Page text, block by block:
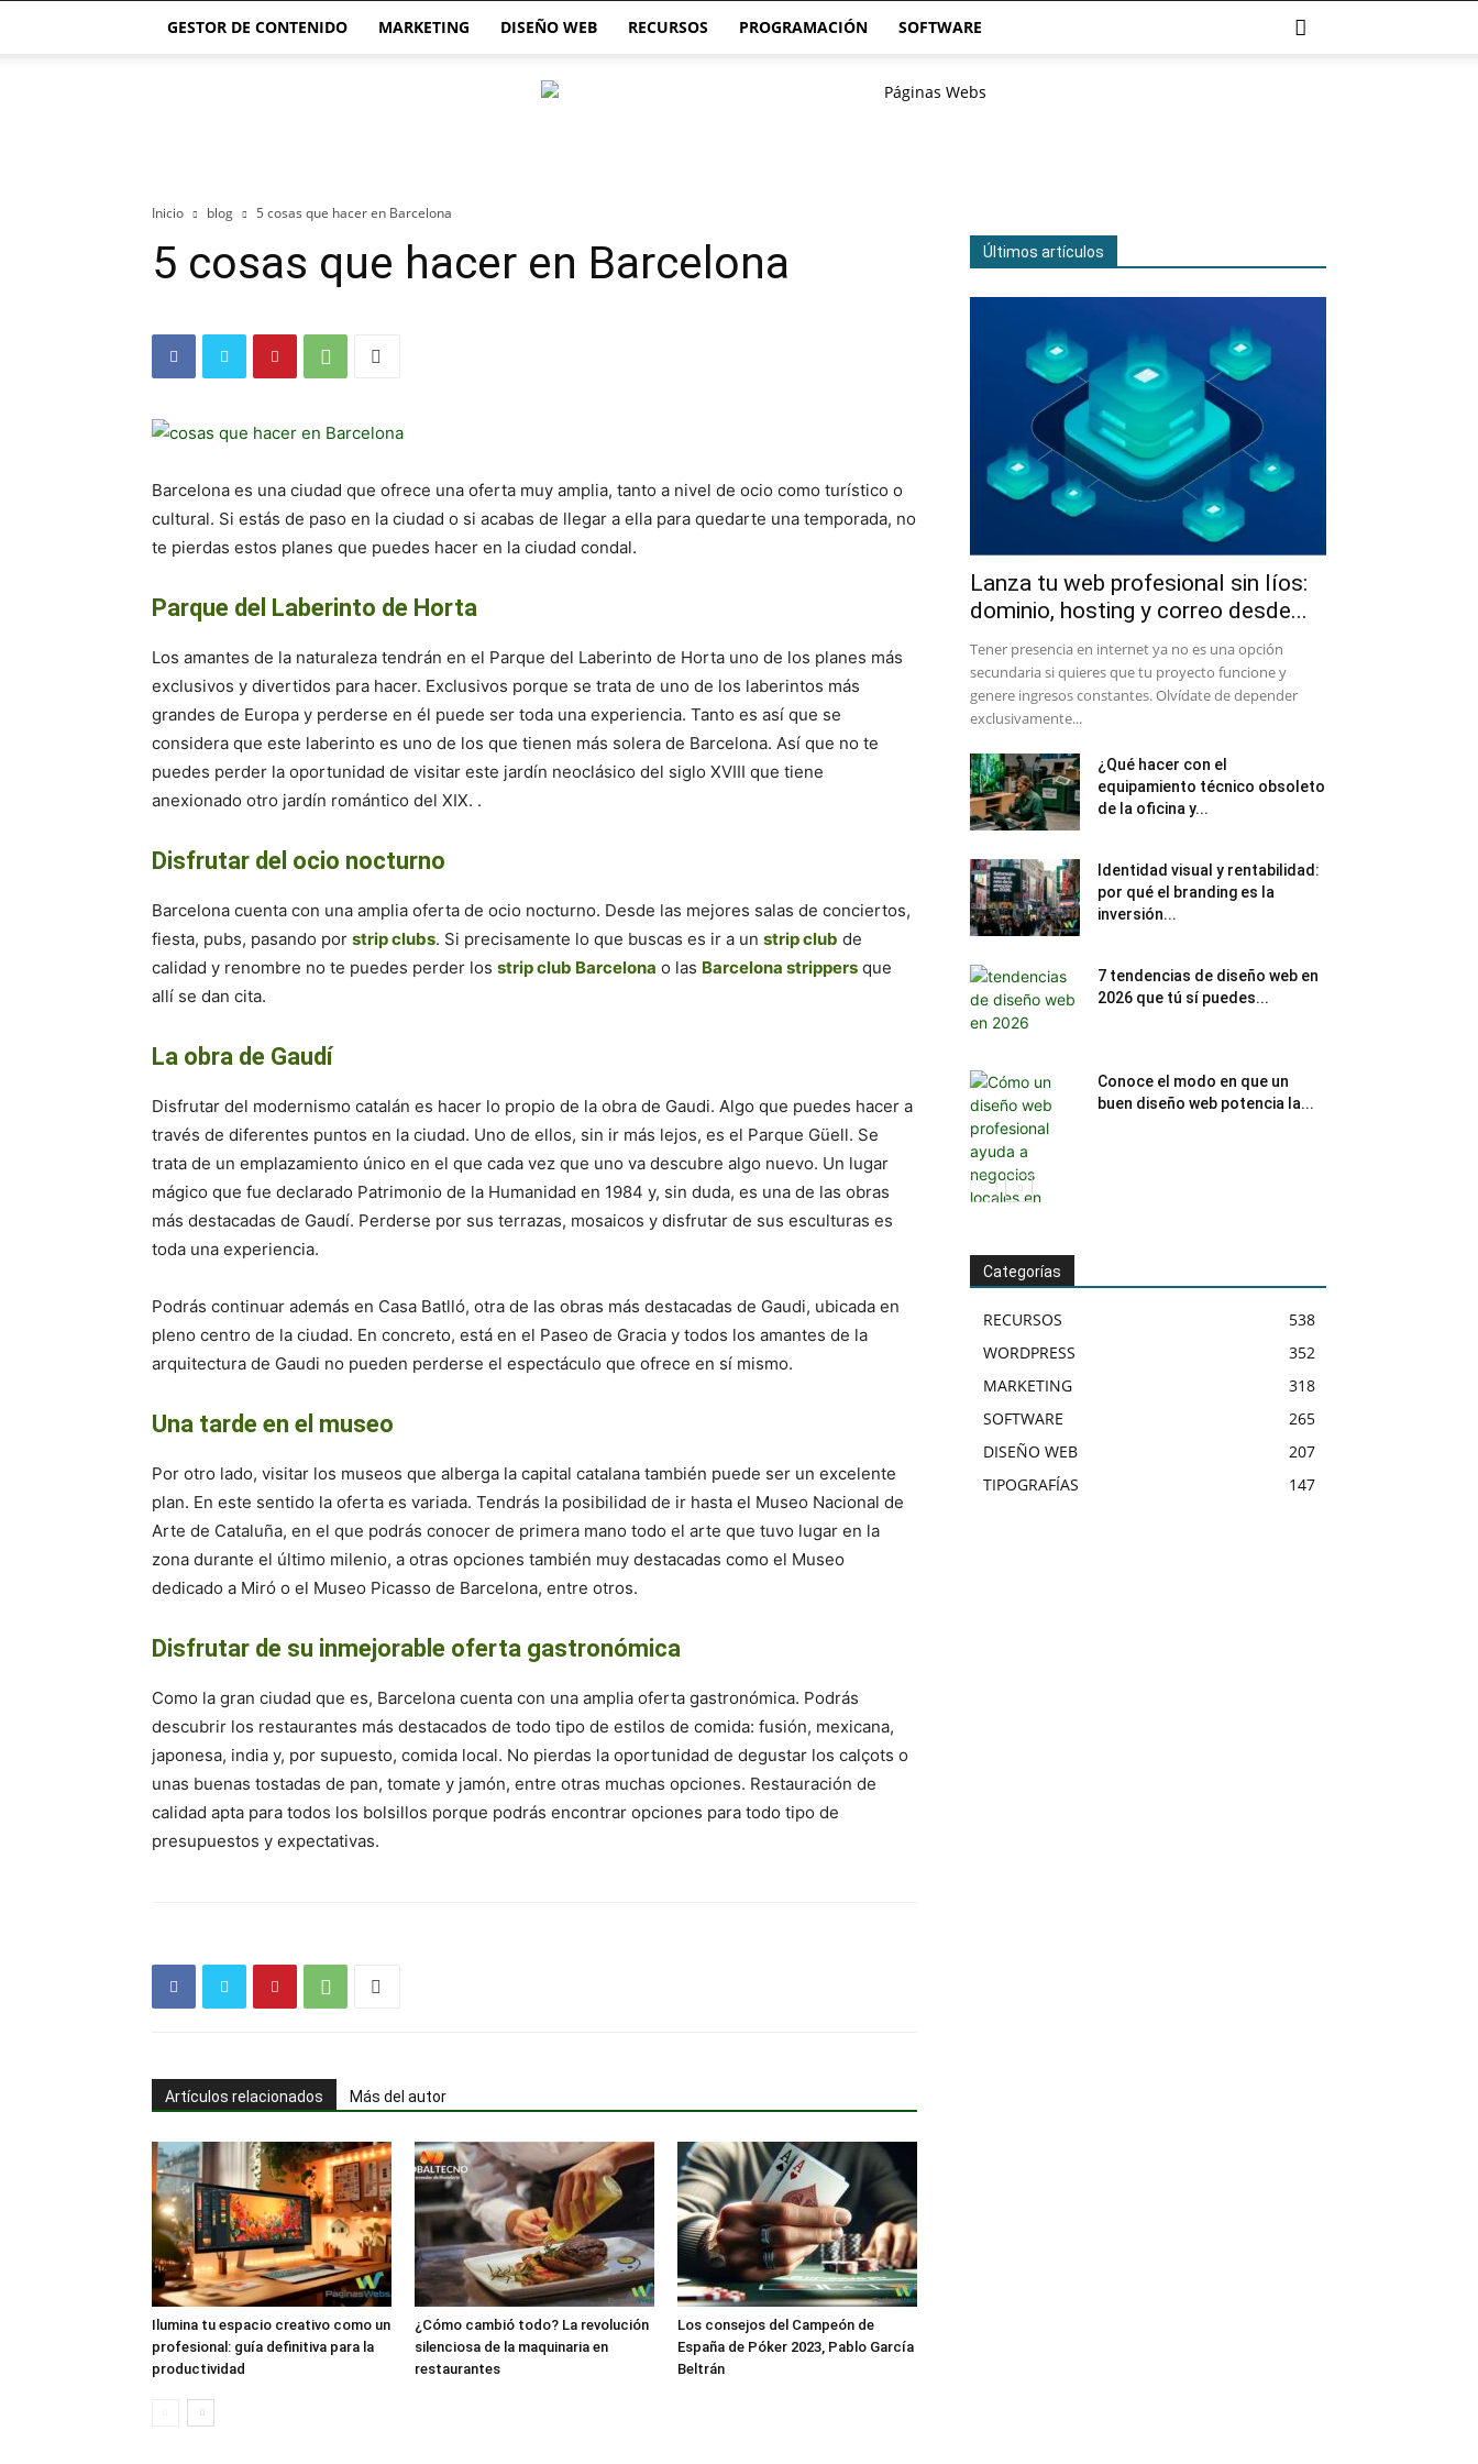
GESTOR DE CONTENIDO MARKETING DISEÑO WEB RECURSOS PROGRAMACIÓN SOFTWARE
Webs
Inicio blog 5 cosas que hacer en Barcelona
5 cosas que hacer en Barcelona
Barcelona es una ciudad que ofrece una oferta muy amplia, tanto a nivel de ocio como turístico o
cultural. Si estás de paso en la ciudad o si acabas de llegar a ella para quedarte una temporada, no
te pierdas estos planes que puedes hacer en la ciudad condal.
Parque del Laberinto de Horta
Los amantes de la naturaleza tendrán en el Parque del Laberinto de Horta uno de los planes más
exclusivos y divertidos para hacer. Exclusivos porque se trata de uno de los laberintos más
grandes de Europa y perderse en él puede ser toda una experiencia. Tanto es así que se
considera que este laberinto es uno de los que tienen más solera de Barcelona. Así que no te
puedes perder la oportunidad de visitar este jardín neoclásico del siglo XVIII que tiene
anexionado otro jardín romántico del XIX. .
Disfrutar del ocio nocturno
Barcelona cuenta con una amplia oferta de ocio nocturno. Desde las mejores salas de conciertos,
fiesta, pubs, pasando por strip clubs. Si precisamente lo que buscas es ir a un strip club de
calidad y renombre no te puedes perder los strip club Barcelona o las Barcelona strippers que
allí se dan cita.
La obra de Gaudí
Disfrutar del modernismo catalán es hacer lo propio de la obra de Gaudi. Algo que puedes hacer a
través de diferentes puntos en la ciudad. Uno de ellos, sin ir más lejos, es el Parque Güell. Se
trata de un emplazamiento único en el que cada vez que uno va descubre algo nuevo. Un lugar
mágico que fue declarado Patrimonio de la Humanidad en 1984 y, sin duda, es una de las obras
más destacadas de Gaudí. Perderse por sus terrazas, mosaicos y disfrutar de sus esculturas es
toda una experiencia.
Podrás continuar además en Casa Batlló, otra de las obras más destacadas de Gaudi, ubicada en
pleno centro de la ciudad. En concreto, está en el Paseo de Gracia y todos los amantes de la
arquitectura de Gaudi no pueden perderse el espectáculo que ofrece en sí mismo.
Una tarde en el museo
Por otro lado, visitar los museos que alberga la capital catalana también puede ser un excelente
plan. En este sentido la oferta es variada. Tendrás la posibilidad de ir hasta el Museo Nacional de
Arte de Cataluña, en el que podrás conocer de primera mano todo el arte que tuvo lugar en la
zona durante el último milenio, a otras opciones también muy destacadas como el Museo
dedicado a Miró o el Museo Picasso de Barcelona, entre otros.
Disfrutar de su inmejorable oferta gastronómica
Como la gran ciudad que es, Barcelona cuenta con una amplia oferta gastronómica. Podrás
descubrir los restaurantes más destacados de todo tipo de estilos de comida: fusión, mexicana,
japonesa, india y, por supuesto, comida local. No pierdas la oportunidad de degustar los calçots o
unas buenas tostadas de pan, tomate y jamón, entre otras muchas opciones. Restauración de
calidad apta para todos los bolsillos porque podrás encontrar opciones para todo tipo de
presupuestos y expectativas.
Artículos relacionados Más del autor
Ilumina tu espacio creativo como un
profesional: guía definitiva para la
productividad
¿Cómo cambió todo? La revolución
silenciosa de la maquinaria en
restaurantes
Los consejos del Campeón de
España de Póker 2023, Pablo García
Beltrán
Últimos artículos
Lanza tu web profesional sin líos:
dominio, hosting y correo desde...
​Tener presencia en internet ya no es una opción
secundaria si quieres que tu proyecto funcione y
genere ingresos constantes. Olvídate de depender
exclusivamente...
¿Qué hacer con el
equipamiento técnico obsoleto
de la oficina y...
Identidad visual y rentabilidad:
por qué el branding es la
inversión...
7 tendencias de diseño web en
2026 que tú sí puedes...
Conoce el modo en que un
buen diseño web potencia la...
Categorías
RECURSOS
538
WORDPRESS
352
MARKETING
318
SOFTWARE
265
DISEÑO WEB
207
TIPOGRAFÍAS
147